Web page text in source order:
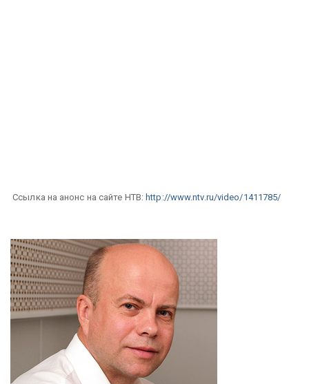
Ссылка на анонс на сайте НТВ:http://www.ntv.ru/video/1411785/